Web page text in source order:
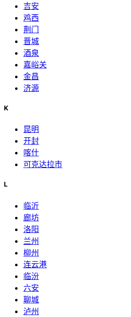
吉安
鸡西
荆门
晋城
酒泉
嘉峪关
金昌
济源
K
昆明
开封
喀什
可克达拉市
L
临沂
廊坊
洛阳
兰州
柳州
连云港
临汾
六安
聊城
泸州